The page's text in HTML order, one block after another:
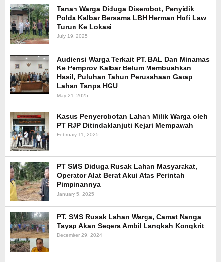
Tanah Warga Diduga Diserobot, Penyidik
Polda Kalbar Bersama LBH Herman Hofi Law
Turun Ke Lokasi
July 19, 2025
Audiensi Warga Terkait PT. BAL Dan Minamas
Ke Pemprov Kalbar Belum Membuahkan
Hasil, Puluhan Tahun Perusahaan Garap
Lahan Tanpa HGU
May 21, 2025
Kasus Penyerobotan Lahan Milik Warga oleh
PT RJP Ditindaklanjuti Kejari Mempawah
February 11, 2025
PT SMS Diduga Rusak Lahan Masyarakat,
Operator Alat Berat Akui Atas Perintah
Pimpinannya
January 5, 2025
PT. SMS Rusak Lahan Warga, Camat Nanga
Tayap Akan Segera Ambil Langkah Kongkrit
December 29, 2024